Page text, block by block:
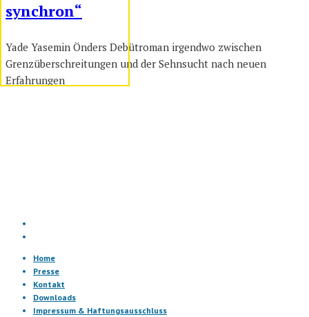
synchron“
Yade Yasemin Önders Debütroman irgendwo zwischen
Grenzüberschreitungen und der Sehnsucht nach neuen
Erfahrungen
Home
Presse
Kontakt
Downloads
Impressum & Haftungsausschluss